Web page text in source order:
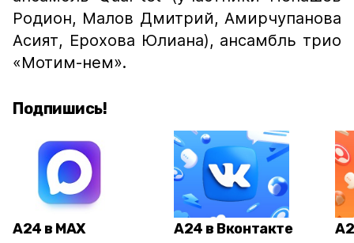
Родион, Малов Дмитрий, Амирчупанова
Асият, Ерохова Юлиана), ансамбль трио
«Мотим-нем».
Подпишись!
А24 в MAX А24 в Вконтакте